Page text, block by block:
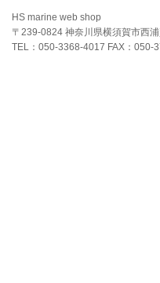
HS marine web shop
〒239-0824 神奈川県横須賀市西
TEL：050-3368-4017 FAX：050-